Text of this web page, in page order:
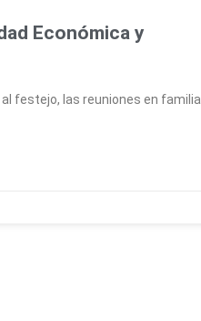
Económica y
festejo, las reuniones en familia